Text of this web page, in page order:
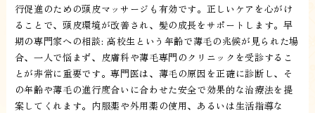
行促進のための頭皮マッサージも有効です。正しいケアを心がけ
ることで、頭皮環境が改善され、髪の成長をサポートします。早
期の専門家への相談: 高校生という年齢で薄毛の兆候が見られた場
合、一人で悩まず、皮膚科や薄毛専門のクリニックを受診するこ
とが非常に重要です。専門医は、薄毛の原因を正確に診断し、そ
の年齢や薄毛の進行度合いに合わせた安全で効果的な治療法を提
案してくれます。内服薬や外用薬の使用、あるいは生活指導な